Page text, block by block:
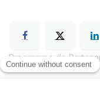
Programme de